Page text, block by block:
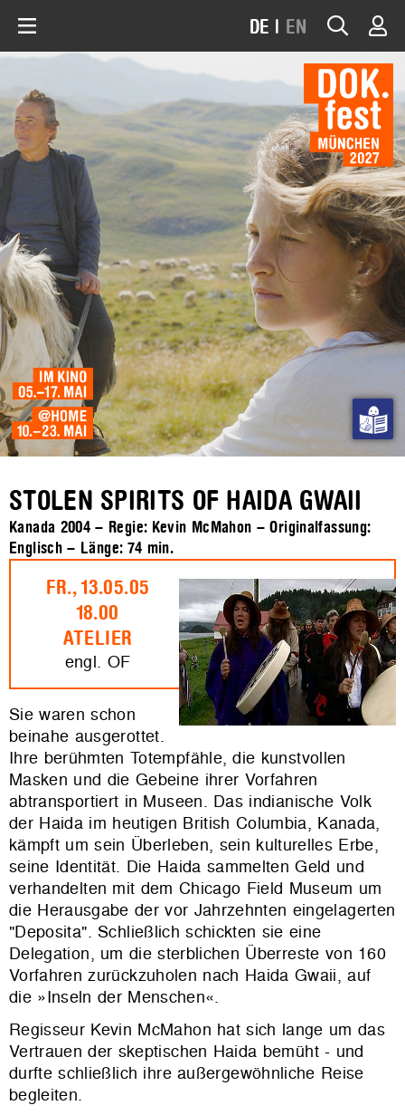
DE | EN
STOLEN SPIRITS OF HAIDA GWAII
Kanada 2004 – Regie: Kevin McMahon – Originalfassung:
Englisch – Länge: 74 min.
FR., 13.05.05
18.00
ATELIER
engl. OF
Sie waren schon
beinahe ausgerottet.
Ihre berühmten Totempfähle, die kunstvollen
Masken und die Gebeine ihrer Vorfahren
abtransportiert in Museen. Das indianische Volk
der Haida im heutigen British Columbia, Kanada,
kämpft um sein Überleben, sein kulturelles Erbe,
seine Identität. Die Haida sammelten Geld und
verhandelten mit dem Chicago Field Museum um
die Herausgabe der vor Jahrzehnten eingelagerten
"Deposita". Schließlich schickten sie eine
Delegation, um die sterblichen Überreste von 160
Vorfahren zurückzuholen nach Haida Gwaii, auf
die »Inseln der Menschen«.
Regisseur Kevin McMahon hat sich lange um das
Vertrauen der skeptischen Haida bemüht - und
durfte schließlich ihre außergewöhnliche Reise
begleiten.